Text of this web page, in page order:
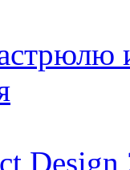
Design